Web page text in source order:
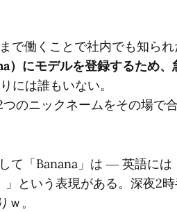
働くことで社内でも知られ
にモデルを登録するため、
には誰もいない。
のニックネームをその場で合
て「Banana」は ― 英語には
という表現がある。深夜2
。